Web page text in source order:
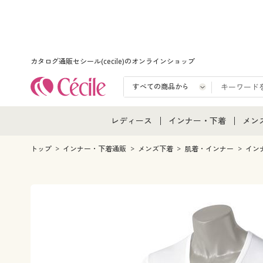
カタログ通販セシール(cecile)のオンラインショップ
レディース
レディース通販すべて
インナー・下着
インナー・下着通販すべ
メンズ下着
ジュニア・ティーンズ下
メン
メ
トップ インナー・下着通販 メンズ下着 肌着・インナー イン